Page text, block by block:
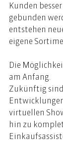
Kunden
gebunden
entstehen
eigene
Die
am Anfang.
Zukünftig sind
virtuellen
hin zu